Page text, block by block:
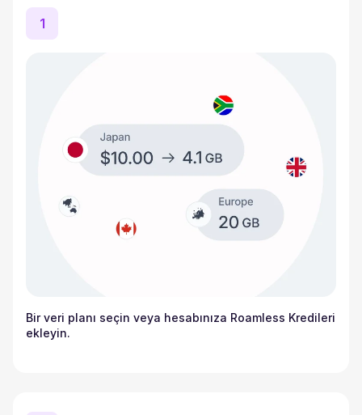
1
Bir veri planı seçin veya hesabınıza Roamless Kredileri
ekleyin.